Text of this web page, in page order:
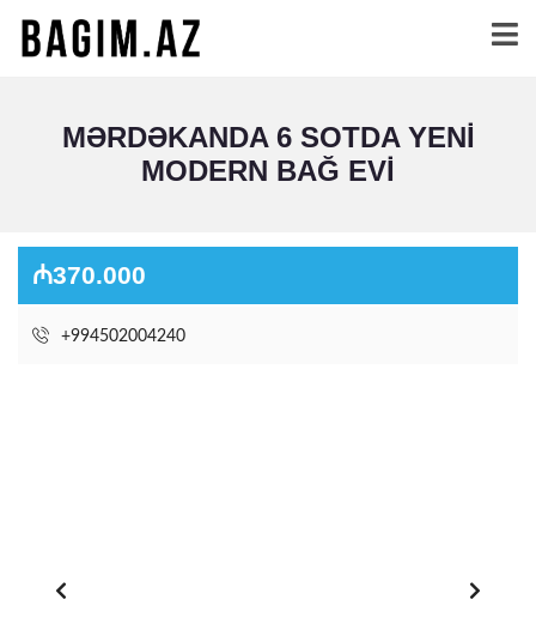
MƏRDƏKANDA 6 SOTDA YENI
MODERN BAĞ EVI
₼370.000
+994502004240